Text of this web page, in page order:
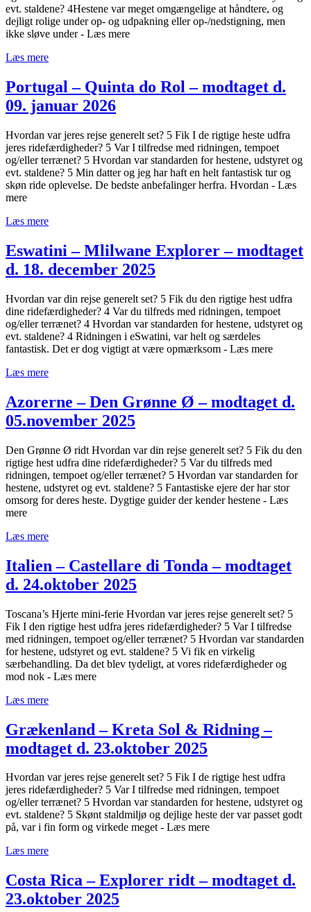
evt. staldene? 4Hestene var meget omgængelige at håndtere, og
dejligt rolige under op- og udpakning eller op-/nedstigning, men
ikke sløve under - Læs mere
Læs mere
Portugal – Quinta do Rol – modtaget d.
09. januar 2026
Hvordan var jeres rejse generelt set? 5 Fik I de rigtige heste udfra
jeres ridefærdigheder? 5 Var I tilfredse med ridningen, tempoet
og/eller terrænet? 5 Hvordan var standarden for hestene, udstyret og
evt. staldene? 5 Min datter og jeg har haft en helt fantastisk tur og
skøn ride oplevelse. De bedste anbefalinger herfra. Hvordan - Læs
mere
Læs mere
Eswatini – Mlilwane Explorer – modtaget
d. 18. december 2025
Hvordan var din rejse generelt set? 5 Fik du den rigtige hest udfra
dine ridefærdigheder? 4 Var du tilfreds med ridningen, tempoet
og/eller terrænet? 4 Hvordan var standarden for hestene, udstyret og
evt. staldene? 4 Ridningen i eSwatini, var helt og særdeles
fantastisk. Det er dog vigtigt at være opmærksom - Læs mere
Læs mere
Azorerne – Den Grønne Ø – modtaget d.
05.november 2025
Den Grønne Ø ridt Hvordan var din rejse generelt set? 5 Fik du den
rigtige hest udfra dine ridefærdigheder? 5 Var du tilfreds med
ridningen, tempoet og/eller terrænet? 5 Hvordan var standarden for
hestene, udstyret og evt. staldene? 5 Fantastiske ejere der har stor
omsorg for deres heste. Dygtige guider der kender hestene - Læs
mere
Læs mere
Italien – Castellare di Tonda – modtaget
d. 24.oktober 2025
Toscana’s Hjerte mini-ferie Hvordan var jeres rejse generelt set? 5
Fik I den rigtige hest udfra jeres ridefærdigheder? 5 Var I tilfredse
med ridningen, tempoet og/eller terrænet? 5 Hvordan var standarden
for hestene, udstyret og evt. staldene? 5 Vi fik en virkelig
særbehandling. Da det blev tydeligt, at vores ridefærdigheder og
mod nok - Læs mere
Læs mere
Grækenland – Kreta Sol & Ridning –
modtaget d. 23.oktober 2025
Hvordan var jeres rejse generelt set? 5 Fik I de rigtige hest udfra
jeres ridefærdigheder? 5 Var I tilfredse med ridningen, tempoet
og/eller terrænet? 5 Hvordan var standarden for hestene, udstyret og
evt. staldene? 5 Skønt staldmiljø og dejlige heste der var passet godt
på, var i fin form og virkede meget - Læs mere
Læs mere
Costa Rica – Explorer ridt – modtaget d.
23.oktober 2025